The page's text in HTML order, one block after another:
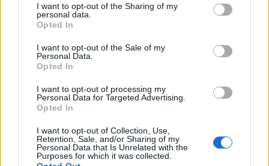
I want to opt-out of the Sharing of my
personal data.
Opted In
I want to opt-out of the Sale of my
Personal Data.
Opted In
I want to opt-out of processing my
Personal Data for Targeted Advertising.
Opted In
I want to opt-out of Collection, Use,
Retention, Sale, and/or Sharing of my
Personal Data that Is Unrelated with the
Purposes for which it was collected.